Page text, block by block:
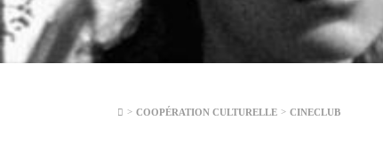
> COOPÉRATION CULTURELLE > CINECLUB